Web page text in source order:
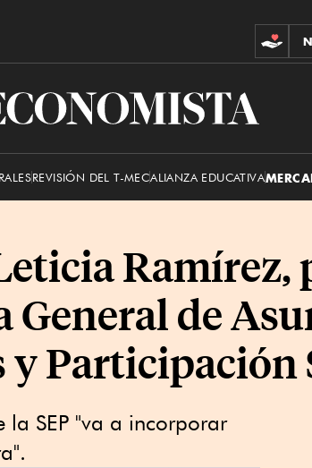
El
REVISIÓN DEL T-MECALIANZA EDUCATIVA
Ramírez,
de
Participación
SEP "va a incorporar